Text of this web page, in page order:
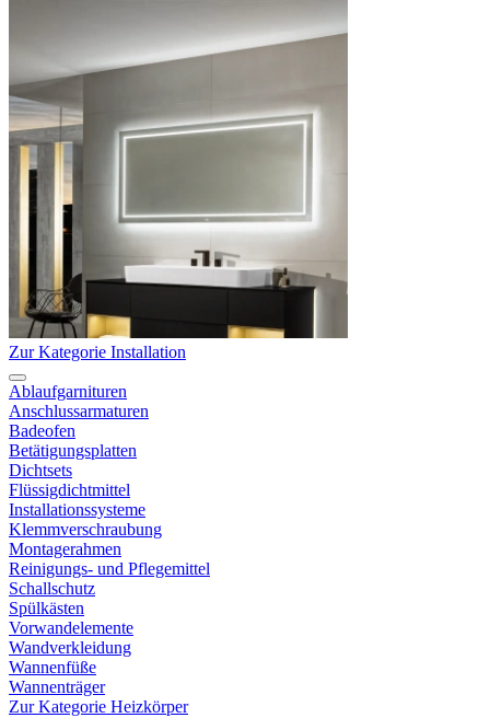
Zur Kategorie Installation
Ablaufgarnituren
Anschlussarmaturen
Badeofen
Betätigungsplatten
Dichtsets
Flüssigdichtmittel
Installationssysteme
Klemmverschraubung
Montagerahmen
Reinigungs- und Pflegemittel
Schallschutz
Spülkästen
Vorwandelemente
Wandverkleidung
Wannenfüße
Wannenträger
Zur Kategorie Heizkörper